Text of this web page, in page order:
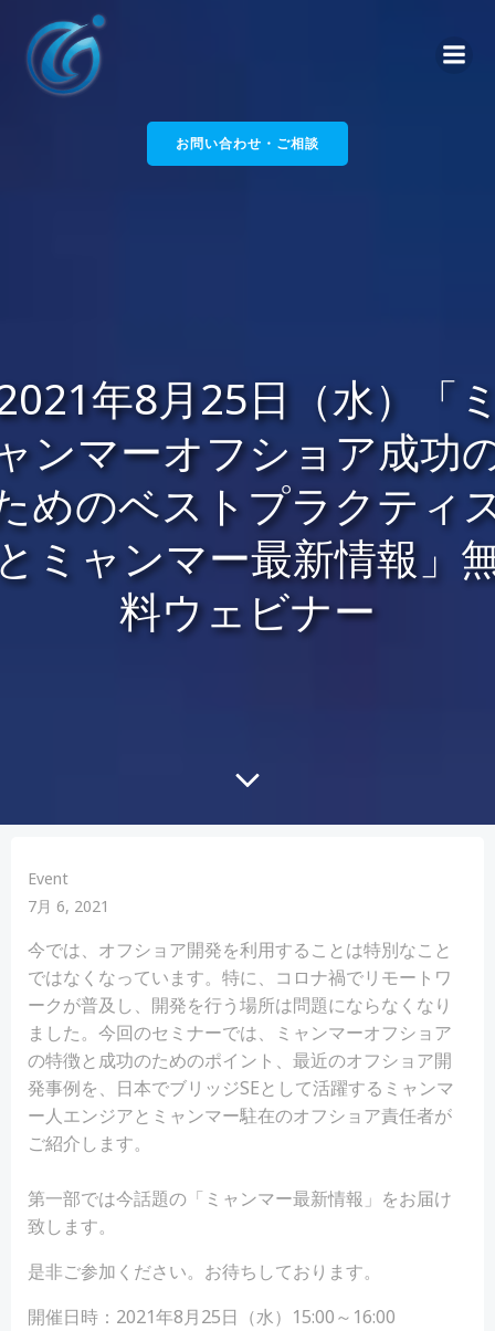
ツ
へ
ス
お問い合わせ・ご相談
年8月25日（水）「
ンマーオフショア成功
めのベストプラクティ
ミャンマー最新情報」
料ウェビナー
Event
7月 6, 2021
今では、オフショア開発を利用することは特別なこと
ではなくなっています。特に、コロナ禍でリモートワ
ークが普及し、開発を行う場所は問題にならなくなり
ました。今回のセミナーでは、ミャンマーオフショア
の特徴と成功のためのポイント、最近のオフショア開
発事例を、日本でブリッジSEとして活躍するミャンマ
ー人エンジアとミャンマー駐在のオフショア責任者が
ご紹介します。
第一部では今話題の「ミャンマー最新情報」をお届け
致します。
是非ご参加ください。お待ちしております。
開催日時：2021年8月25日（水）15:00～16:00